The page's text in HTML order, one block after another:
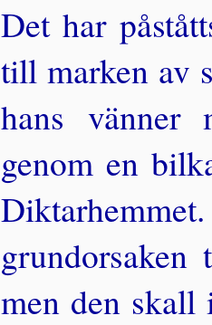
Det har
till marken av
hans vänner
genom en
men den skall